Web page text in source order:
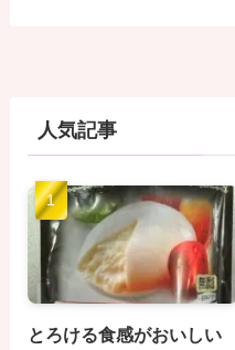
人気記事
とろける食感がおいしい